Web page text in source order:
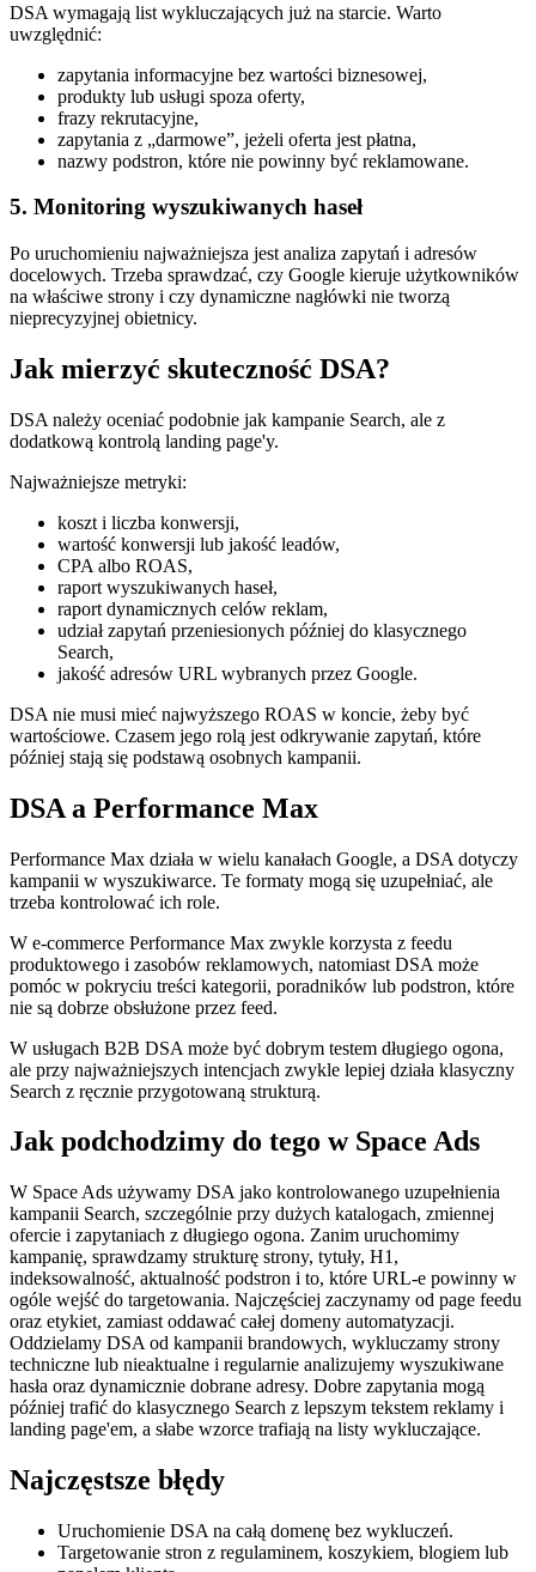
DSA wymagają list wykluczających już na starcie. Warto
uwzględnić:
zapytania informacyjne bez wartości biznesowej,
produkty lub usługi spoza oferty,
frazy rekrutacyjne,
zapytania z „darmowe”, jeżeli oferta jest płatna,
nazwy podstron, które nie powinny być reklamowane.
5. Monitoring wyszukiwanych haseł
Po uruchomieniu najważniejsza jest analiza zapytań i adresów
docelowych. Trzeba sprawdzać, czy Google kieruje użytkowników
na właściwe strony i czy dynamiczne nagłówki nie tworzą
nieprecyzyjnej obietnicy.
Jak mierzyć skuteczność DSA?
DSA należy oceniać podobnie jak kampanie Search, ale z
dodatkową kontrolą landing page'y.
Najważniejsze metryki:
koszt i liczba konwersji,
wartość konwersji lub jakość leadów,
CPA albo ROAS,
raport wyszukiwanych haseł,
raport dynamicznych celów reklam,
udział zapytań przeniesionych później do klasycznego
Search,
jakość adresów URL wybranych przez Google.
DSA nie musi mieć najwyższego ROAS w koncie, żeby być
wartościowe. Czasem jego rolą jest odkrywanie zapytań, które
później stają się podstawą osobnych kampanii.
DSA a Performance Max
Performance Max działa w wielu kanałach Google, a DSA dotyczy
kampanii w wyszukiwarce. Te formaty mogą się uzupełniać, ale
trzeba kontrolować ich role.
W e-commerce Performance Max zwykle korzysta z feedu
produktowego i zasobów reklamowych, natomiast DSA może
pomóc w pokryciu treści kategorii, poradników lub podstron, które
nie są dobrze obsłużone przez feed.
W usługach B2B DSA może być dobrym testem długiego ogona,
ale przy najważniejszych intencjach zwykle lepiej działa klasyczny
Search z ręcznie przygotowaną strukturą.
Jak podchodzimy do tego w Space Ads
W Space Ads używamy DSA jako kontrolowanego uzupełnienia
kampanii Search, szczególnie przy dużych katalogach, zmiennej
ofercie i zapytaniach z długiego ogona. Zanim uruchomimy
kampanię, sprawdzamy strukturę strony, tytuły, H1,
indeksowalność, aktualność podstron i to, które URL-e powinny w
ogóle wejść do targetowania. Najczęściej zaczynamy od page feedu
oraz etykiet, zamiast oddawać całej domeny automatyzacji.
Oddzielamy DSA od kampanii brandowych, wykluczamy strony
techniczne lub nieaktualne i regularnie analizujemy wyszukiwane
hasła oraz dynamicznie dobrane adresy. Dobre zapytania mogą
później trafić do klasycznego Search z lepszym tekstem reklamy i
landing page'em, a słabe wzorce trafiają na listy wykluczające.
Najczęstsze błędy
Uruchomienie DSA na całą domenę bez wykluczeń.
Targetowanie stron z regulaminem, koszykiem, blogiem lub